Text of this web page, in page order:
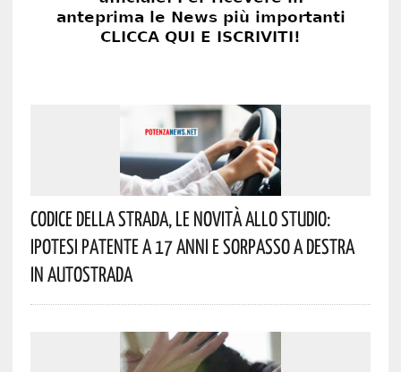
Codice Della Strada, Le Novità Allo Studio:
Ipotesi Patente A 17 Anni E Sorpasso A Destra
In Autostrada